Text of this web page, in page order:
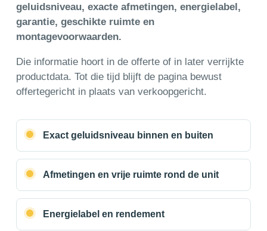
geluidsniveau, exacte afmetingen, energielabel,
garantie, geschikte ruimte en
montagevoorwaarden.
Die informatie hoort in de offerte of in later verrijkte
productdata. Tot die tijd blijft de pagina bewust
offertegericht in plaats van verkoopgericht.
Exact geluidsniveau binnen en buiten
Afmetingen en vrije ruimte rond de unit
Energielabel en rendement